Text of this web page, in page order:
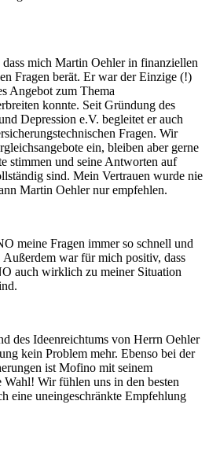
dass mich Martin Oehler in finanziellen
Fragen berät. Er war der Einzige (!)
Angebot zum Thema
konnte. Seit Gründung des
Depression e.V. begleitet er auch
Fragen. Wir
ein, bleiben aber gerne
stimmen und seine Antworten auf
sind. Mein Vertrauen wurde nie
Martin Oehler nur empfehlen.
meine Fragen immer so schnell und
war für mich positiv, dass
auch wirklich zu meiner Situation
des Ideenreichtums von Herrn Oehler
kein Problem mehr. Ebenso bei der
ist Mofino mit seinem
Wahl! Wir fühlen uns in den besten
eine uneingeschränkte Empfehlung